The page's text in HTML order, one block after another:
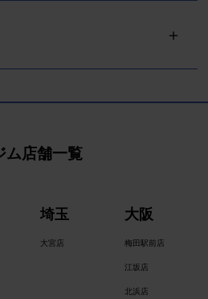
ム店舗一覧
埼玉
大宮店
大阪
梅田駅前店
江坂店
北浜店